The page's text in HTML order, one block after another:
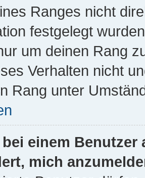
Ranges nicht
festgelegt
um deinen Rang
Verhalten nicht
Rang unter
einem
mich